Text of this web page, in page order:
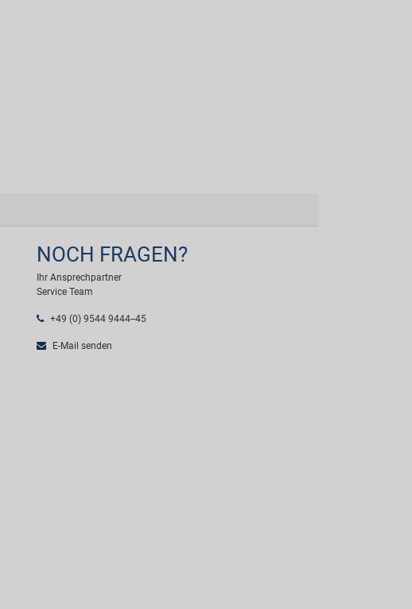
NOCH FRAGEN?
Ihr Ansprechpartner
Service Team
+49 (0) 9544 9444--45
E-Mail senden